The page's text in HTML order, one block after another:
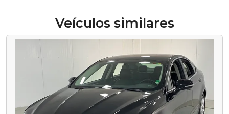
Veículos similares